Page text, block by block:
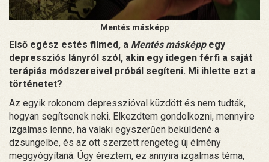
Mentés másképp
Első egész estés filmed, a Mentés másképpegy
depressziós lányról szól, akin egy idegen férfi a saját
terápiás módszereivel próbál segíteni. Mi ihlette ezt a
történetet?
Az egyik rokonom depresszióval küzdött és nem tudták,
hogyan segítsenek neki. Elkezdtem gondolkozni, mennyire
izgalmas lenne, ha valaki egyszerűen beküldené a
dzsungelbe, és az ott szerzett rengeteg új élmény
meggyógyítaná. Úgy éreztem, ez annyira izgalmas téma,